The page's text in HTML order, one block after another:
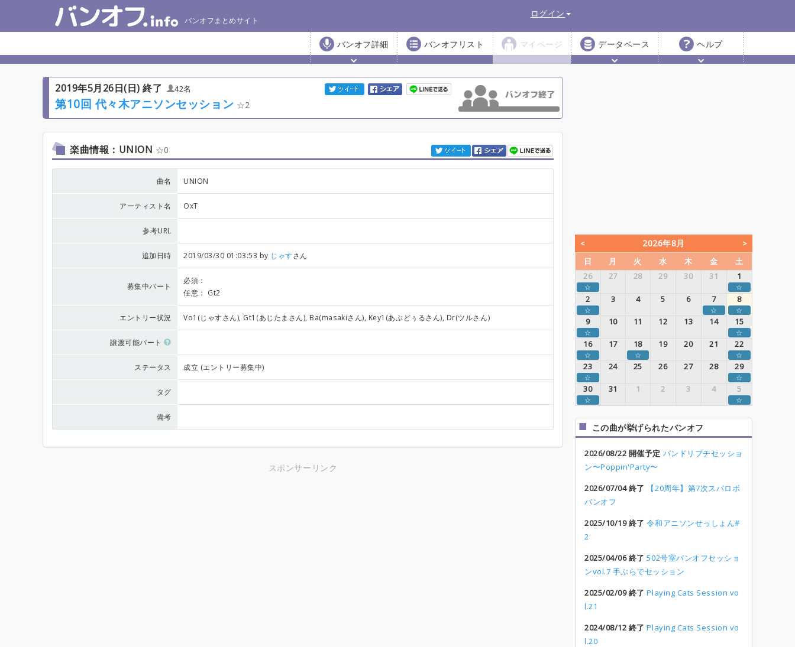
バンオフまとめサイト
ログイン
バンオフ詳細 バンオフリスト マイページ データベース ヘルプ
2019年5月26日(日) 終了 42名
第10回 代々木アニソンセッション 2
楽曲情報：UNION 0
曲名 UNION
アーティスト名 OxT
参考URL
追加日時 2019/03/30 01:03:53 by じゃすさん
募集中パート
必須：
任意： Gt2
エントリー状況 Vo1(じゃすさん), Gt1(あじたまさん), Ba(masakiさん), Key1(あぶどぅるさん), Dr(ツルさん)
譲渡可能パート
ステータス 成立 (エントリー募集中)
タグ
備考
スポンサーリンク
2026年8月
日 月 火 水 木 金
土
26
27 28 29 30 31 1
☆ ☆
2 3 4 5 6 7 8
☆ ☆ ☆
9 10 11 12 13 14 15
☆ ☆
16 17 18 19 20 21 22
☆ ☆ ☆
23 24 25 26 27 28 29
☆ ☆
30 31 1 2 3 4 5
☆ ☆
この曲が挙げられたバンオフ
2026/08/22 開催予定 バンドリプチセッショ
ン〜Poppin'Party〜
2026/07/04 終了
【20周年】第7次スパロボ
バンオフ
2025/10/19 終了 令和アニソンせっしょん#
2
2025/04/06 終了 502号室バンオフセッショ
ンvol.7 手ぶらでセッション
2025/02/09 終了 Playing Cats Session vo
l.21
2024/08/12 終了 Playing Cats Session vo
l.20